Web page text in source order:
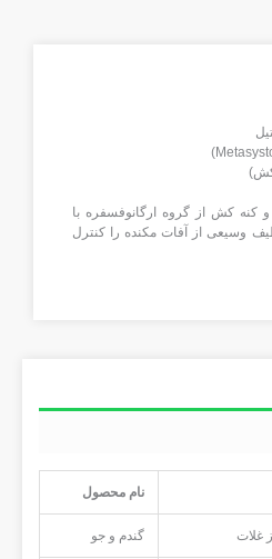
كش از گروه ارگانوفسفره با
وسیعی از آفات مکنده را كنترل
نام محصول
غلات گندم و جو